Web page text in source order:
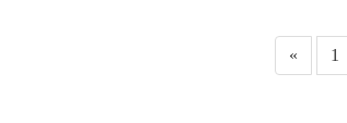
建筑材料的销售（仅限无仓储销售）。（依
法须经批准的项目，经相关部门批准后方可
« 1